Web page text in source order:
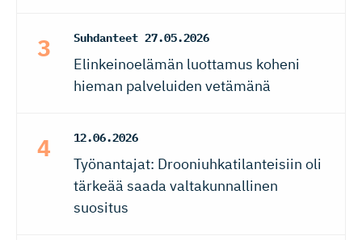
Suhdanteet 27.05.2026
Elinkeinoelämän luottamus koheni
hieman palveluiden vetämänä
12.06.2026
Työnantajat: Drooniuhkatilanteisiin oli
tärkeää saada valtakunnallinen
suositus